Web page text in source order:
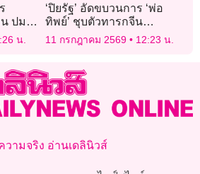
น ปม
หลัง
ด
น.
‘ปิยรัฐ’ อัดขบวนการ ‘พ่อ
ทิพย์’ ชุบตัวทารกจีน
สัญญาณอันตรายความ
11 กรกฎาคม 2569 12:23 น.
วามจริง อ่านเดลินิวส์